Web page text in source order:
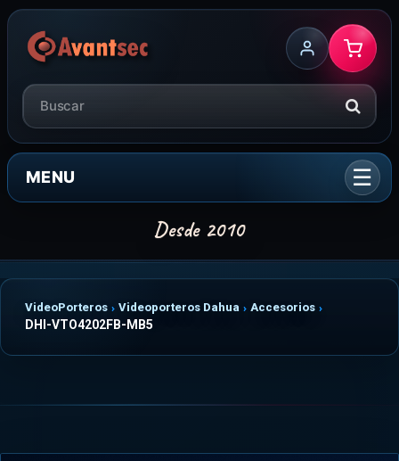
MENU
VideoPorteros Videoporteros Dahua Accesorios
DHI-VTO4202FB-MB5